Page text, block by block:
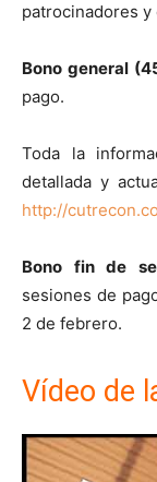
patrocinadores
Bono general
pago.
Toda la
detallada y
http://
Bono fin de
sesiones de
2 de febrero.
Vídeo de